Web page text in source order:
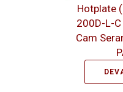
Hotplate
200D-L-
Cam